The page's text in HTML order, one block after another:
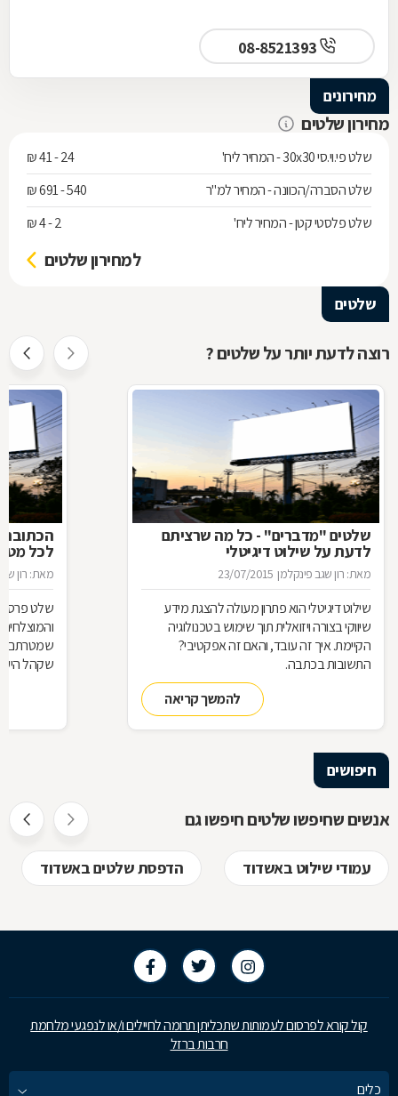
08-8521393
מחירונים
מחירון שלטים
שלט פי.וי.סי 30x30 - המחיר ליח'
24 - 41 ₪
שלט הסברה/הכוונה - המחיר למ"ר
540 - 691 ₪
שלט פלסטי קטן - המחיר ליח'
2 - 4 ₪
למחירון שלטים
שלטים
רוצה לדעת יותר על שלטים ?
שלטים "מדברים" - כל מה שרציתם
לדעת על שילוט דיגיטלי
מאת: רון שגב פינקלמן 23/07/2015
שילוט דיגיטלי הוא פתרון מעולה להצגת מידע
שיווקי בצורה ויזואלית תוך שימוש בטכנולוגיה
הקיימת. איך זה עובד, והאם זה אפקטיבי?
התשובות בכתבה.
להמשך קריאה
הכתובת
לכל
מאת: רון
שלט
שמטרתם
שקהל
חיפושים
אנשים שחיפשו שלטים חיפשו גם
עמודי שילוט באשדוד הדפסת שלטים באשדוד
קול קורא לפרסום לעמותות שתכליתן תרומה לחיילים ו/או לנפגעי מלחמת
חרבות ברזל
כלים